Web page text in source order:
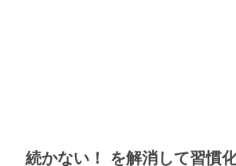
続かない！ を解消して習慣